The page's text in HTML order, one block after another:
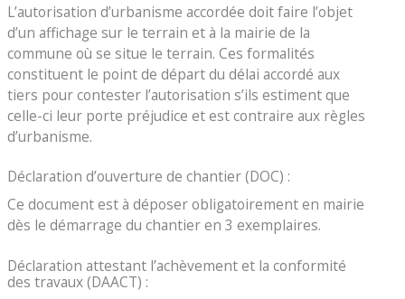
L’autorisation d’urbanisme accordée doit faire l’objet
d’un affichage sur le terrain et à la mairie de la
commune où se situe le terrain. Ces formalités
constituent le point de départ du délai accordé aux
tiers pour contester l’autorisation s’ils estiment que
celle-ci leur porte préjudice et est contraire aux règles
d’urbanisme.
Déclaration d’ouverture de chantier (DOC) :
Ce document est à déposer obligatoirement en mairie
dès le démarrage du chantier en 3 exemplaires.
Déclaration attestant l’achèvement et la conformité
des travaux (DAACT) :